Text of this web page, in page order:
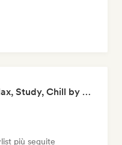
Dark Ambient | Relax, Study, Chill by clapine
più seguite